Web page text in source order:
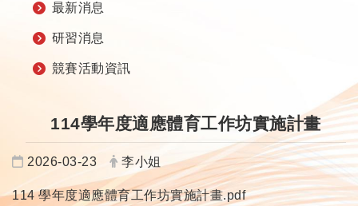
最新消息
研習消息
競賽活動資訊
114學年度適應體育工作坊實施計畫
日期：
2026-03-23 發布者：
李小姐
114 學年度適應體育工作坊實施計畫.pdf